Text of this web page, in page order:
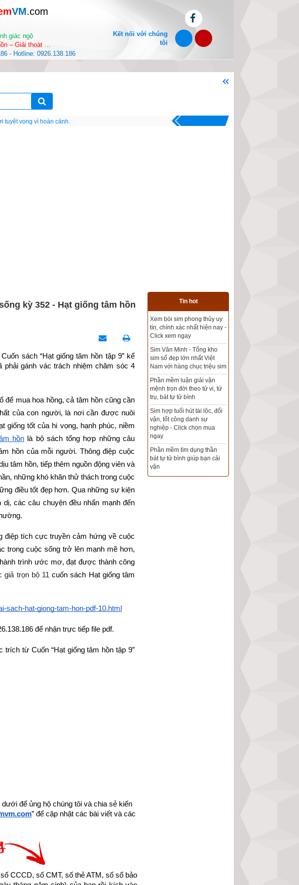
VM.com
giác ngộ
– Giải thoát …
- Hotline: 0926.138.186
Kết nối với chúng
tôi
Chào mừng bạn đến với
cũng chỉ là anh đưa thư.
kỳ 352 - Hạt giống tâm hồn
sách “Hạt giống tâm hồn tập 9” kể
phải gánh vác trách nhiệm chăm sóc 4
để mua hoa hồng, cả tâm hồn cũng cần
của con người, là nơi cần được nuôi
giống tốt của hi vọng, hạnh phúc, niềm
hồn là bộ sách tổng hợp những câu
hồn của mỗi người. Thông điệp cuộc
tâm hồn, tiếp thêm nguồn động viên và
những khó khăn thử thách trong cuộc
điều tốt đẹp hơn. Qua những sự kiện
các câu chuyện đều nhấn mạnh đến
điệp tích cực truyền cảm hứng về cuộc
trong cuộc sống trở lên mạnh mẽ hơn,
trình ước mơ, đạt được thành công
giả trọn bộ 11 cuốn sách Hạt giống tâm
sach-hat-giong-tam-hon-pdf-10.html
để nhận trực tiếp file pdf.
từ Cuốn “Hạt giống tâm hồn tập 9”
dưới để ủng hộ chúng tôi và chia sẻ kiến
” để cập nhật các bài viết và các
CCCD, số CMT, số thẻ ATM, số sổ bảo
Tin hot
Xem bói sim phong thủy uy
tín, chính xác nhất hiện nay -
Click xem ngay
Sim Văn Minh - Tổng kho
sim số đẹp lớn nhất Việt
Nam với hàng chục triệu sim
Phần mềm luận giải vận
mệnh trọn đời theo tử vi, tứ
trụ, bát tự tử bình
Sim hợp tuổi hút tài lộc, đổi
nghiệp - Click chọn mua
ngay
Phần mềm tìm dụng thần
bát tự tử bình giúp bạn cải
vận
Tổng kho sim phong thủy -
Sim hợp tuổi - Sim hợp
Xem bói sim phong thủy
theo khoa học tử vi, tứ trụ
chính xác nhất
Mua sim Thần tài, Thần tài
theo bạn! Giao sim miễn phí
Xem ngày đẹp - chọn ngày
tốt khởi sự theo kinh dịch
Tổng Kho Sim Năm sinh 0x -
trường - Click xem ngay